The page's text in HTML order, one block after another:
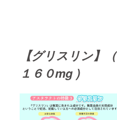
【グリスリン】（
１６０mg )